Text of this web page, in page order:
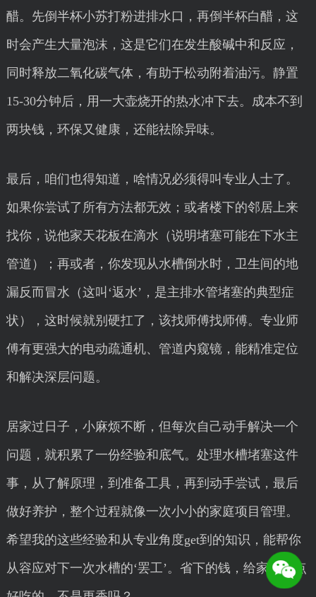
醋。先倒半杯小苏打粉进排水口，再倒半杯白醋，这
时会产生大量泡沫，这是它们在发生酸碱中和反应，
同时释放二氧化碳气体，有助于松动附着油污。静置
15-30分钟后，用一大壶烧开的热水冲下去。成本不到
两块钱，环保又健康，还能祛除异味。
最后，咱们也得知道，啥情况必须得叫专业人士了。
如果你尝试了所有方法都无效；或者楼下的邻居上来
找你，说他家天花板在滴水（说明堵塞可能在下水主
管道）；再或者，你发现从水槽倒水时，卫生间的地
漏反而冒水（这叫‘返水’，是主排水管堵塞的典型症
状），这时候就别硬扛了，该找师傅找师傅。专业师
傅有更强大的电动疏通机、管道内窥镜，能精准定位
和解决深层问题。
居家过日子，小麻烦不断，但每次自己动手解决一个
问题，就积累了一份经验和底气。处理水槽堵塞这件
事，从了解原理，到准备工具，再到动手尝试，最后
做好养护，整个过程就像一次小小的家庭项目管理。
希望我的这些经验和从专业角度get到的知识，能帮你
从容应对下一次水槽的‘罢工’。省下的钱，给家人买点